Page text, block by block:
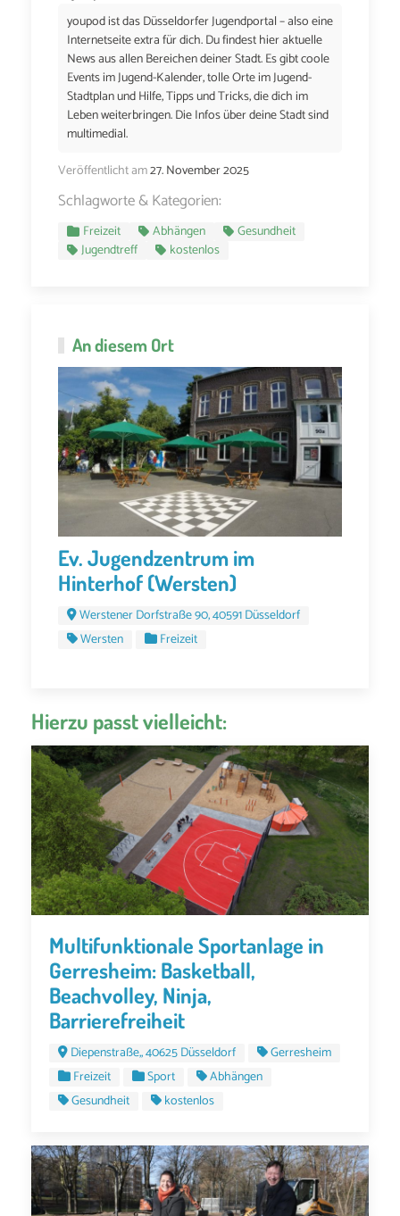
youpod ist das Düsseldorfer Jugendportal – also eine
Internetseite extra für dich. Du findest hier aktuelle
News aus allen Bereichen deiner Stadt. Es gibt coole
Events im Jugend-Kalender, tolle Orte im Jugend-
Stadtplan und Hilfe, Tipps und Tricks, die dich im
Leben weiterbringen. Die Infos über deine Stadt sind
multimedial.
Veröffentlicht am27. November 2025
Schlagworte & Kategorien:
Freizeit Abhängen
Gesundheit
Jugendtreff
kostenlos
An diesem Ort
Ev. Jugendzentrum im
Hinterhof (Wersten)
Werstener Dorfstraße 90, 40591 Düsseldorf
Wersten
Freizeit
Hierzu passt vielleicht:
Multifunktionale Sportanlage in
Gerresheim: Basketball,
Beachvolley, Ninja,
Barrierefreiheit
Diepenstraße,, 40625 Düsseldorf
Gerresheim
Freizeit
Sport
Abhängen
Gesundheit
kostenlos